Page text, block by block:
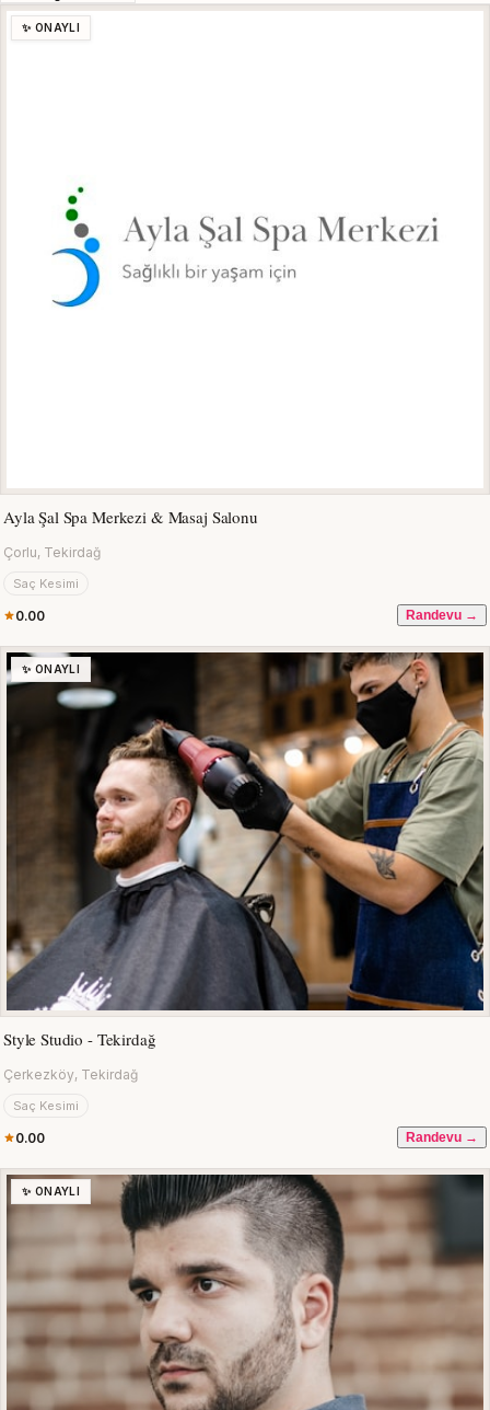
✨ ONAYLI
Ayla Şal Spa Merkezi & Masaj Salonu
Çorlu, Tekirdağ
Saç Kesimi
0.00 Randevu →
✨ ONAYLI
Style Studio - Tekirdağ
Çerkezköy, Tekirdağ
Saç Kesimi
0.00 Randevu →
✨ ONAYLI